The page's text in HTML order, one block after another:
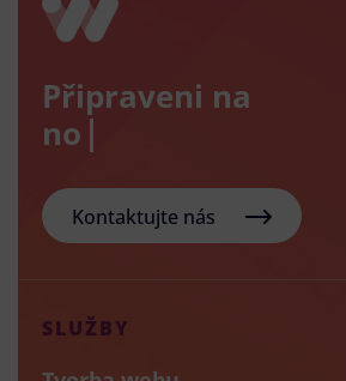
Připraveni na
nový e-sh
Kontaktujte nás
SLUŽBY